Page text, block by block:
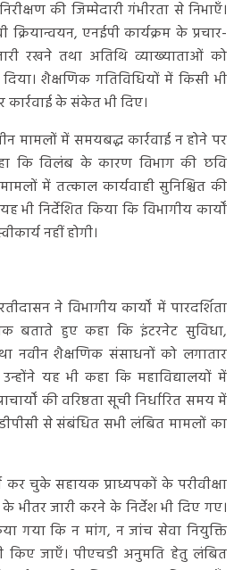
की जिम्मेदारी गंभीरता से निभाएँ।
क्रियान्वयन, एनईपी कार्यक्रम के प्रचार-
रखने तथा अतिथि व्याख्याताओं को
शैक्षणिक गतिविधियों में किसी भी
कार्रवाई के संकेत भी दिए।
मामलों में समयबद्ध कार्रवाई न होने पर
कि विलंब के कारण विभाग की छवि
में तत्काल कार्यवाही सुनिश्चित की
भी निर्देशित किया कि विभागीय कार्यों
नहीं होगी।
ने विभागीय कार्यों में पारदर्शिता
बताते हुए कहा कि इंटरनेट सुविधा,
नवीन शैक्षणिक संसाधनों को लगातार
यह भी कहा कि महाविद्यालयों में
की वरिष्ठता सूची निर्धारित समय में
से संबंधित सभी लंबित मामलों का
चुके सहायक प्राध्यपकों के परीवीक्षा
भीतर जारी करने के निर्देश भी दिए गए।
गया कि न मांग, न जांच सेवा नियुक्ति
जाएँ। पीएचडी अनुमति हेतु लंबित